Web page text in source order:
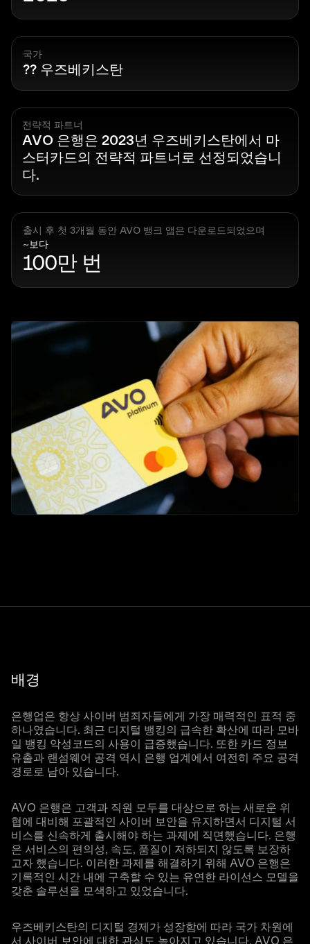
국가
?? 우즈베키스탄
전략적 파트너
AVO 은행은 2023년 우즈베키스탄에서 마
스터카드의 전략적 파트너로 선정되었습니
다.
출시 후 첫 3개월 동안 AVO 뱅크 앱은 다운로드되었으며
~보다
100만 번
배경
은행업은 항상 사이버 범죄자들에게 가장 매력적인 표적 중
하나였습니다. 최근 디지털 뱅킹의 급속한 확산에 따라 모바
일 뱅킹 악성코드의 사용이 급증했습니다. 또한 카드 정보
유출과 랜섬웨어 공격 역시 은행 업계에서 여전히 주요 공격
경로로 남아 있습니다.
AVO 은행은 고객과 직원 모두를 대상으로 하는 새로운 위
협에 대비해 포괄적인 사이버 보안을 유지하면서 디지털 서
비스를 신속하게 출시해야 하는 과제에 직면했습니다. 은행
은 서비스의 편의성, 속도, 품질이 저하되지 않도록 보장하
고자 했습니다. 이러한 과제를 해결하기 위해 AVO 은행은
기록적인 시간 내에 구축할 수 있는 유연한 라이선스 모델을
갖춘 솔루션을 모색하고 있었습니다.
우즈베키스탄의 디지털 경제가 성장함에 따라 국가 차원에
서 사이버 보안에 대한 관심도 높아지고 있습니다. AVO 은